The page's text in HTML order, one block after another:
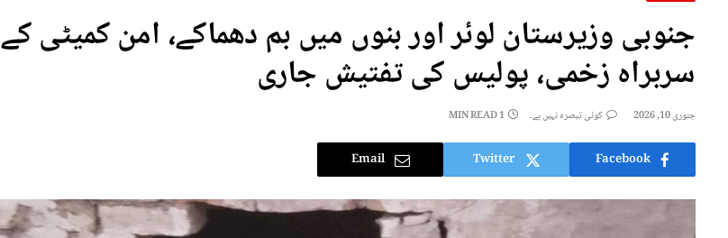
جنوبی وزیرستان لوئر اور بنوں میں بم دھماکے، امن کمیٹی کے
سربراہ زخمی، پولیس کی تفتیش جاری
جنوری 10, 2026 کوئی تبصرہ نہیں ہے۔ 1 MIN READ
Facebook
Twitter
Email